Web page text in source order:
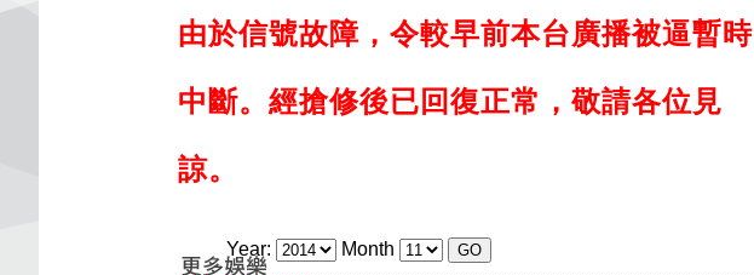
由於信號故障，令較早前本台廣播被逼暫時
中斷。經搶修後已回復正常，敬請各位見
諒。
Year: Month